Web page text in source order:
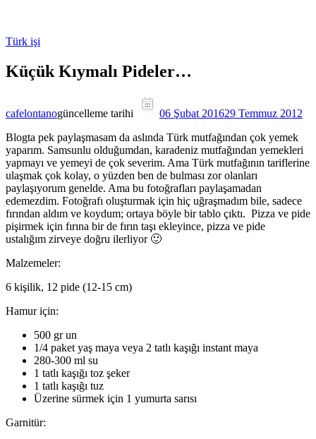
Türk işi
Küçük Kıymalı Pideler…
cafelontanogüncelleme tarihi 06 Şubat 201629 Temmuz 2012
Blogta pek paylaşmasam da aslında Türk mutfağından çok yemek
yaparım. Samsunlu olduğumdan, karadeniz mutfağından yemekleri
yapmayı ve yemeyi de çok severim. Ama Türk mutfağının tariflerine
ulaşmak çok kolay, o yüzden ben de bulması zor olanları
paylaşıyorum genelde. Ama bu fotoğrafları paylaşamadan
edemezdim. Fotoğrafı oluşturmak için hiç uğraşmadım bile, sadece
fırından aldım ve koydum; ortaya böyle bir tablo çıktı. Pizza ve pide
pişirmek için fırına bir de fırın taşı ekleyince, pizza ve pide
ustalığım zirveye doğru ilerliyor 🙂
Malzemeler:
6 kişilik, 12 pide (12-15 cm)
Hamur için:
500 gr un
1/4 paket yaş maya veya 2 tatlı kaşığı instant maya
280-300 ml su
1 tatlı kaşığı toz şeker
1 tatlı kaşığı tuz
Üzerine sürmek için 1 yumurta sarısı
Garnitür: